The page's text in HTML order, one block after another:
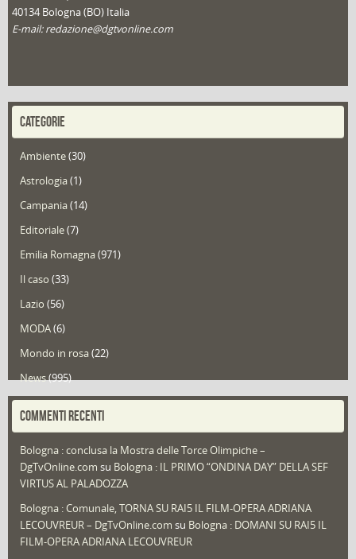
40134 Bologna (BO) Italia
E-mail: redazione@dgtvonline.com
CATEGORIE
Ambiente(30)
Astrologia(1)
Campania(14)
Editoriale(7)
Emilia Romagna(971)
Il caso (33)
Lazio (56)
MODA(6)
Mondo in rosa(22)
News(995)
Portfolio(1)
Redazioni(1.052)
Speciali (22)
Sport
That's Bologna Magazine(25)
COMMENTI RECENTI
Bologna : conclusa la Mostra delle Torce Olimpiche –
DgTvOnline.com su Bologna : IL PRIMO “ONDINA DAY” DELLA SEF
VIRTUS AL PALADOZZA
Bologna : Comunale, TORNA SU RAI5 IL FILM-OPERA ADRIANA
LECOUVREUR – DgTvOnline.com su Bologna : DOMANI SU RAI5 IL
FILM-OPERA ADRIANA LECOUVREUR